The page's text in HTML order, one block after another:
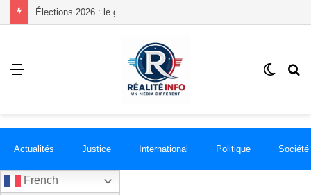
Menu
Switch
Actualités Justice International Politique Société
French